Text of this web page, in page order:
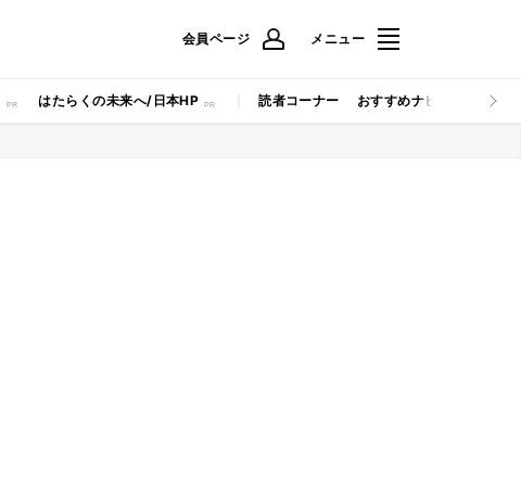
会員ページ メニュー
はたらくの未来へ/日本HP 読者コーナー おすすめナビ マイナビ